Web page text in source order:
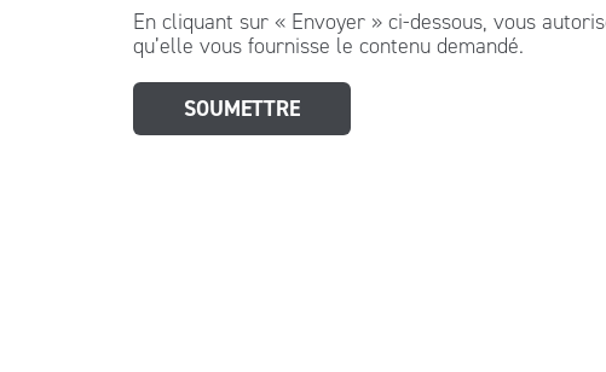
En cliquant sur « Envoyer » ci-dessous, vous
qu’elle vous fournisse le contenu demandé.